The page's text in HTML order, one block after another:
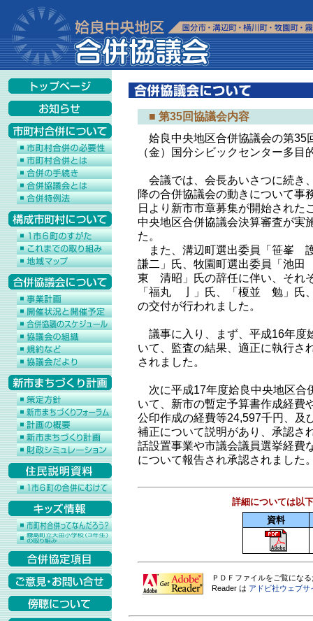
■ 第35回協議会内容
姶良中央地区合併協議会の第35
（金）国分シビックセンター多
会議では、会長あいさつに続き
降の合併協議会の動きについて事
日より新市市章募集が開始された
中央地区合併協議会決算審査が実
た。
また、溝辺町選出委員「笹峯
謙二」氏、牧園町選出委員「池
東 清昭」氏の辞任に伴い、それ
「福丸 亅」氏、「榎並 勉」氏
の交付が行われました。
議事に入り、まず、平成16年度
いて、監査の結果、適正に執行さ
されました。
次に平成17年度姶良中央地区合
いて、新市の暫定予算書作成経費
公印作成の経費等24,597千円、及
補正について説明があり、承認さ
話設置事業や市議会議員選挙経費
について報告され承認されました
詳細については以
資料
ＰＤＦファイルをご覧にな
Reader は アドビ社ウェブサ